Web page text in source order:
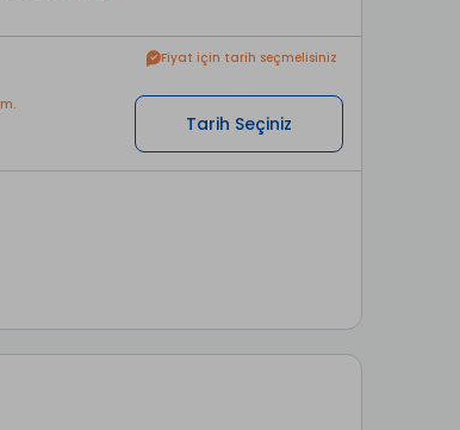
Fiyat için tarih seçmelisiniz
Tarih Seçiniz